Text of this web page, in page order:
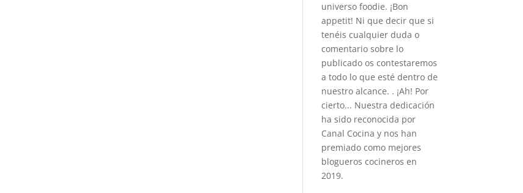
universo foodie. ¡Bon
appetit! Ni que decir que si
tenéis cualquier duda o
comentario sobre lo
publicado os contestaremos
a todo lo que esté dentro de
nuestro alcance. . ¡Ah! Por
cierto... Nuestra dedicación
ha sido reconocida por
Canal Cocina y nos han
premiado como mejores
blogueros cocineros en
2019.